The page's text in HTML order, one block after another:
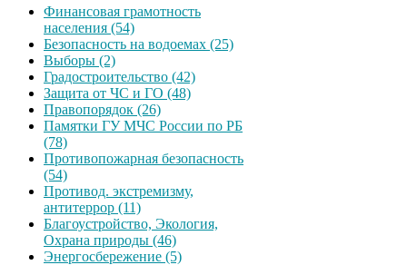
Финансовая грамотность
населения (54)
Безопасность на водоемах (25)
Выборы (2)
Градостроительство (42)
Защита от ЧС и ГО (48)
Правопорядок (26)
Памятки ГУ МЧС России по РБ
(78)
Противопожарная безопасность
(54)
Противод. экстремизму,
антитеррор (11)
Благоустройство, Экология,
Охрана природы (46)
Энергосбережение (5)